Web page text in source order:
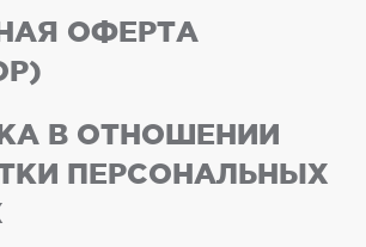
ОФЕРТА
В ОТНОШЕНИИ
ПЕРСОНАЛЬНЫХ